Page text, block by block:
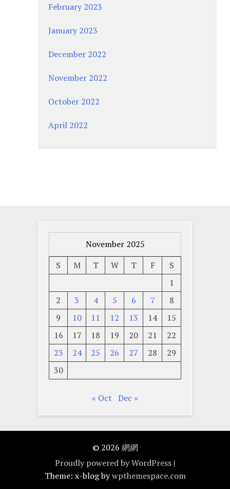
February 2023
January 2023
December 2022
November 2022
October 2022
April 2022
November 2025
S
M T W T F
S
1
2
3 4 5 6 7
8
9
10 11 12 13 14
15
16
17 18 19 20 21
22
23
24 25 26 27 28
29
30
« Oct Dec »
© 2026 網網
Proudly powered by WordPress |
Theme: x-blog bywpthemespace.com